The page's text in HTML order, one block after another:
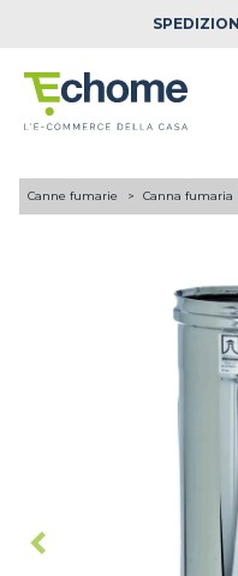
Canne fumarie Canna fumaria